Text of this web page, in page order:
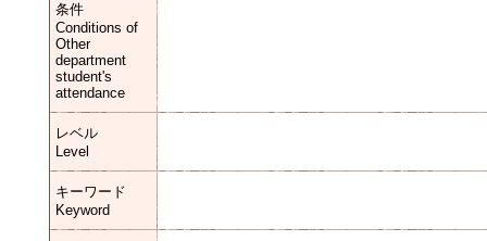
条件
Conditions of
Other
department
student's
attendance
レベル
Level
キーワード
Keyword